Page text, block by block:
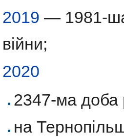
2019 — 1981-ша
війни;
2020
2347-ма доба
на